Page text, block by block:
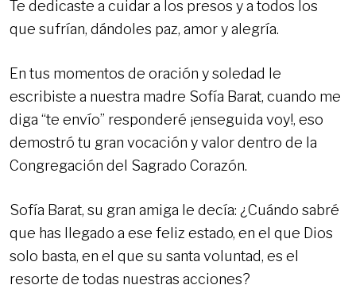
Te dedicaste a cuidar a los presos y a todos los
que sufrían, dándoles paz, amor y alegría.
En tus momentos de oración y soledad le
escribiste a nuestra madre Sofía Barat, cuando me
diga “te envío” responderé ¡enseguida voy!, eso
demostró tu gran vocación y valor dentro de la
Congregación del Sagrado Corazón.
Sofía Barat, su gran amiga le decía: ¿Cuándo sabré
que has llegado a ese feliz estado, en el que Dios
solo basta, en el que su santa voluntad, es el
resorte de todas nuestras acciones?